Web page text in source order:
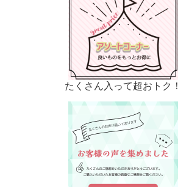
たくさん入って超おトク！